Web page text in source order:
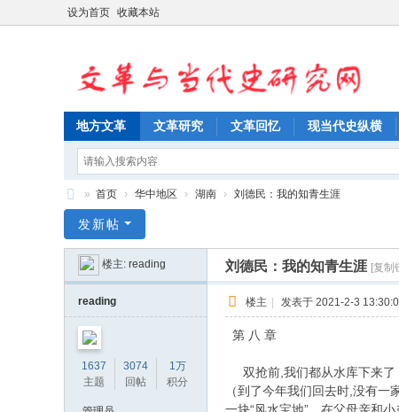
设为首页 收藏本站
地方文革 文革研究 文革回忆 现当代史纵横
革
» 首页 › 华中地区 › 湖南 › 刘德民：我的知青生涯
发新帖
楼主: reading 刘德民：我的知青生涯 [复制
reading
1637
主题
3074
回帖
1万
积分
楼主 | 发表于 2021-2-3
第 八 章
双抢前,我们都从水库下来了
（到了今年我们回去时,没有